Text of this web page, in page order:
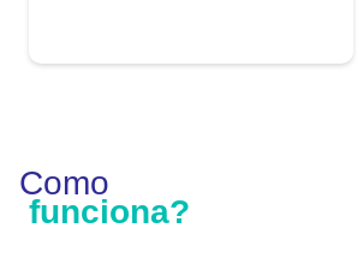
Como
funciona?